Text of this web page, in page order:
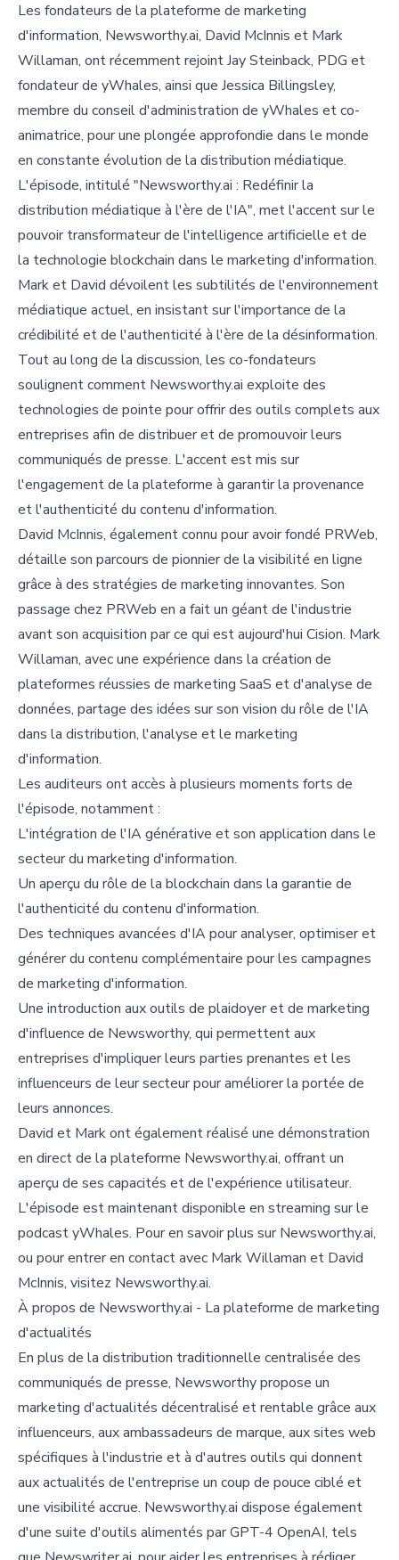
Les fondateurs de la plateforme de marketing
d'information, Newsworthy.ai, David McInnis et Mark
Willaman, ont récemment rejoint Jay Steinback, PDG et
fondateur de yWhales, ainsi que Jessica Billingsley,
membre du conseil d'administration de yWhales et co-
animatrice, pour une plongée approfondie dans le monde
en constante évolution de la distribution médiatique.
L'épisode, intitulé "Newsworthy.ai : Redéfinir la
distribution médiatique à l'ère de l'IA", met l'accent sur le
pouvoir transformateur de l'intelligence artificielle et de
la technologie blockchain dans le marketing d'information.
Mark et David dévoilent les subtilités de l'environnement
médiatique actuel, en insistant sur l'importance de la
crédibilité et de l'authenticité à l'ère de la désinformation.
Tout au long de la discussion, les co-fondateurs
soulignent comment Newsworthy.ai exploite des
technologies de pointe pour offrir des outils complets aux
entreprises afin de distribuer et de promouvoir leurs
communiqués de presse. L'accent est mis sur
l'engagement de la plateforme à garantir la provenance
et l'authenticité du contenu d'information.
David McInnis, également connu pour avoir fondé PRWeb,
détaille son parcours de pionnier de la visibilité en ligne
grâce à des stratégies de marketing innovantes. Son
passage chez PRWeb en a fait un géant de l'industrie
avant son acquisition par ce qui est aujourd'hui Cision. Mark
Willaman, avec une expérience dans la création de
plateformes réussies de marketing SaaS et d'analyse de
données, partage des idées sur son vision du rôle de l'IA
dans la distribution, l'analyse et le marketing
d'information.
Les auditeurs ont accès à plusieurs moments forts de
l'épisode, notamment :
L'intégration de l'IA générative et son application dans le
secteur du marketing d'information.
Un aperçu du rôle de la blockchain dans la garantie de
l'authenticité du contenu d'information.
Des techniques avancées d'IA pour analyser, optimiser et
générer du contenu complémentaire pour les campagnes
de marketing d'information.
Une introduction aux outils de plaidoyer et de marketing
d'influence de Newsworthy, qui permettent aux
entreprises d'impliquer leurs parties prenantes et les
influenceurs de leur secteur pour améliorer la portée de
leurs annonces.
David et Mark ont également réalisé une démonstration
en direct de la plateforme Newsworthy.ai, offrant un
aperçu de ses capacités et de l'expérience utilisateur.
L'épisode est maintenant disponible en streaming sur le
podcast yWhales. Pour en savoir plus sur Newsworthy.ai,
ou pour entrer en contact avec Mark Willaman et David
McInnis, visitez Newsworthy.ai.
À propos de Newsworthy.ai - La plateforme de marketing
d'actualités
En plus de la distribution traditionnelle centralisée des
communiqués de presse, Newsworthy propose un
marketing d'actualités décentralisé et rentable grâce aux
influenceurs, aux ambassadeurs de marque, aux sites web
spécifiques à l'industrie et à d'autres outils qui donnent
aux actualités de l'entreprise un coup de pouce ciblé et
une visibilité accrue. Newsworthy.ai dispose également
d'une suite d'outils alimentés par GPT-4 OpenAI, tels